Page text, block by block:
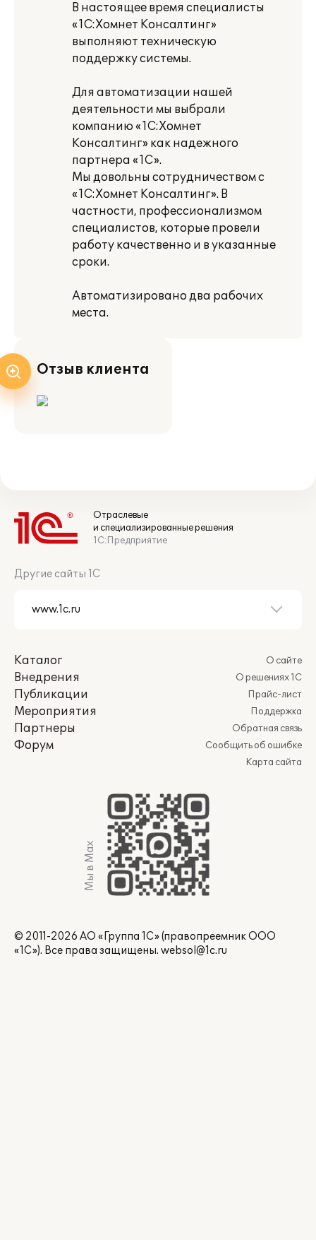
В настоящее время специалисты
«1С:Хомнет Консалтинг»
выполняют техническую
поддержку системы.
Для автоматизации нашей
деятельности мы выбрали
компанию «1С:Хомнет
Консалтинг» как надежного
партнера «1С».
Мы довольны сотрудничеством с
«1С:Хомнет Консалтинг». В
частности, профессионализмом
специалистов, которые провели
работу качественно и в указанные
сроки.
Автоматизировано два рабочих
места.
Отзыв клиента
Отраслевые
и специализированные решения
1С:Предприятие
Другие сайты 1С
Каталог
Внедрения
Публикации
Мероприятия
Партнеры
Форум
О сайте
О решениях 1С
Прайс-лист
Поддержка
Обратная связь
Сообщить об ошибке
Карта сайта
Мы в Max
© 2011-2026 АО «Группа 1С» (правопреемник ООО
«1С»). Все права защищены. websol@1c.ru